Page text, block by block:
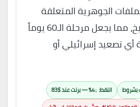
الجوهرية المتعلقة
بالتخصيب والصواريخ، مما يجعل مرحلة الـ60 يوماً
تصعيد إسرائيلي أو
النفط: ↓4% — برنت عند $83